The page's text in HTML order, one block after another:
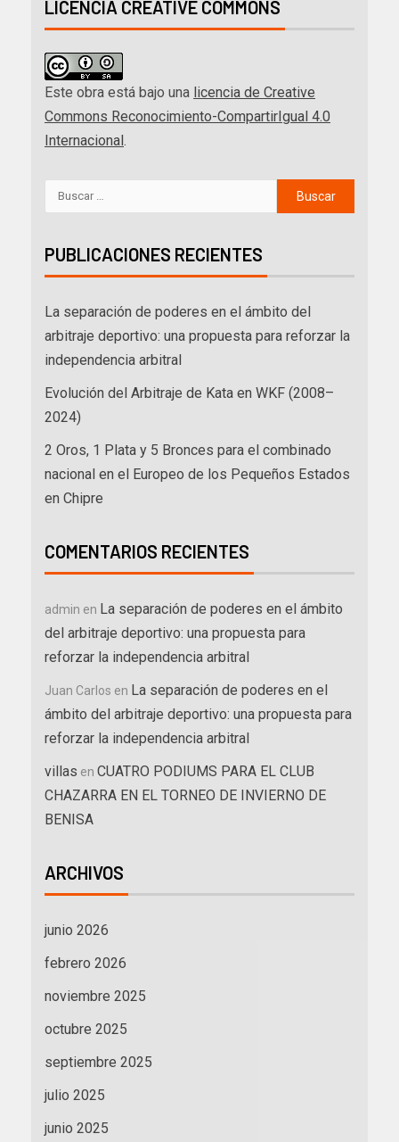
LICENCIA CREATIVE COMMONS
Este obra está bajo una licencia de Creative
Commons Reconocimiento-CompartirIgual 4.0
Internacional
PUBLICACIONES RECIENTES
La separación de poderes en el ámbito del
arbitraje deportivo: una propuesta para reforzar la
independencia arbitral
Evolución del Arbitraje de Kata en WKF (2008–
2024)
2 Oros, 1 Plata y 5 Bronces para el combinado
nacional en el Europeo de los Pequeños Estados
en Chipre
COMENTARIOS RECIENTES
admin en La separación de poderes en el ámbito
del arbitraje deportivo: una propuesta para
reforzar la independencia arbitral
Juan Carlos en La separación de poderes en el
ámbito del arbitraje deportivo: una propuesta para
reforzar la independencia arbitral
villas en CUATRO PODIUMS PARA EL CLUB
CHAZARRA EN EL TORNEO DE INVIERNO DE
BENISA
ARCHIVOS
junio 2026
febrero 2026
noviembre 2025
octubre 2025
septiembre 2025
julio 2025
junio 2025